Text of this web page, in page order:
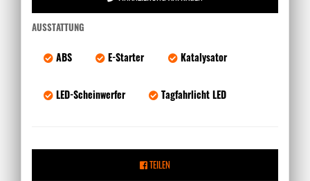
AUSSTATTUNG
ABS E-Starter Katalysator
LED-Scheinwerfer Tagfahrlicht LED
TEILEN